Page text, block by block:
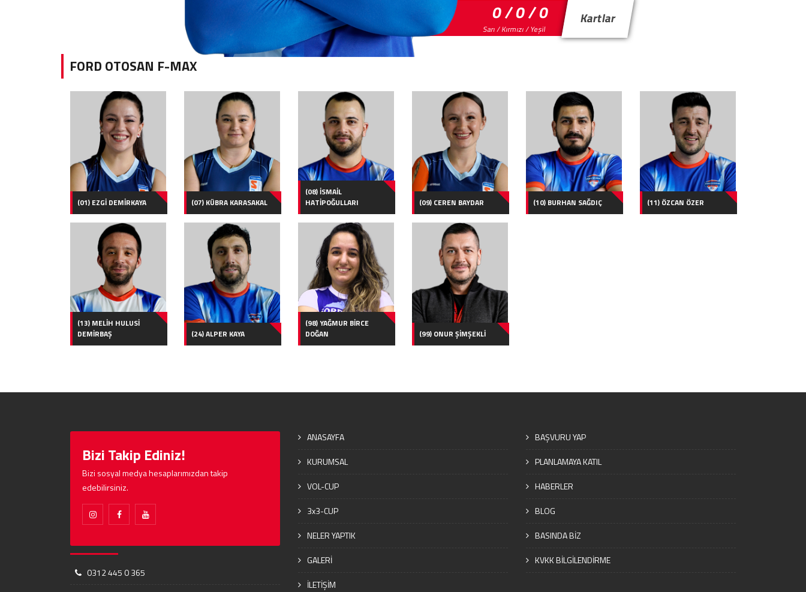
0 / 0 / 0
Sarı / Kırmızı / Yeşil
Kartlar
FORD OTOSAN F-MAX
(01) EZGİ DEMİRKAYA (07) KÜBRA KARASAKAL
(08) İSMAİL
HATİPOĞULLARI
(09) CEREN BAYDAR (10) BURHAN SAĞDIÇ (11) ÖZCAN ÖZER
(13) MELİH HULUSİ
DEMİRBAŞ
(24) ALPER KAYA
(98) YAĞMUR BİRCE
DOĞAN
(99) ONUR ŞİMŞEKLİ
Bizi Takip Ediniz!
Bizi sosyal medya hesaplarımızdan takip
edebilirsiniz.
0312 445 0 365
ANASAYFA
KURUMSAL
VOL-CUP
3x3-CUP
NELER YAPTIK
GALERİ
İLETİŞİM
BAŞVURU YAP
PLANLAMAYA KATIL
HABERLER
BLOG
BASINDA BİZ
KVKK BİLGİLENDİRME